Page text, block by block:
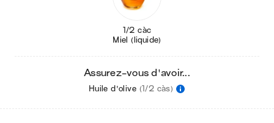
1/2 càc
Miel (liquide)
Assurez-vous d'avoir...
Huile d'olive (1/2 càs)